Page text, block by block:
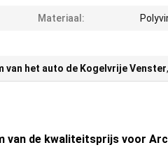
Materiaal:
van het auto de Kogelvrije Venster,
van de kwaliteitsprijs voor